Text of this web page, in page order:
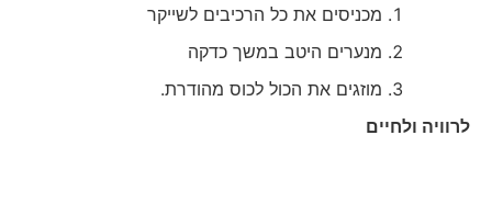
מכניסים את כל הרכיבים לשייקר
מנערים היטב במשך כדקה
מוזגים את הכול לכוס מהודרת.
לרוויה ולחיים